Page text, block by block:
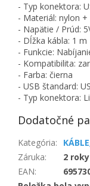
- Typ konektora:
- Materiál: nylon +
- Napätie / Prúd:
- Dĺžka kábla: 1 m
- Funkcie:
- Kompatibilita:
- Farba: čierna
- USB štandard:
- Typ konektora:
Dodatočné
Kategória:
Záruka:
2 roky
EAN: